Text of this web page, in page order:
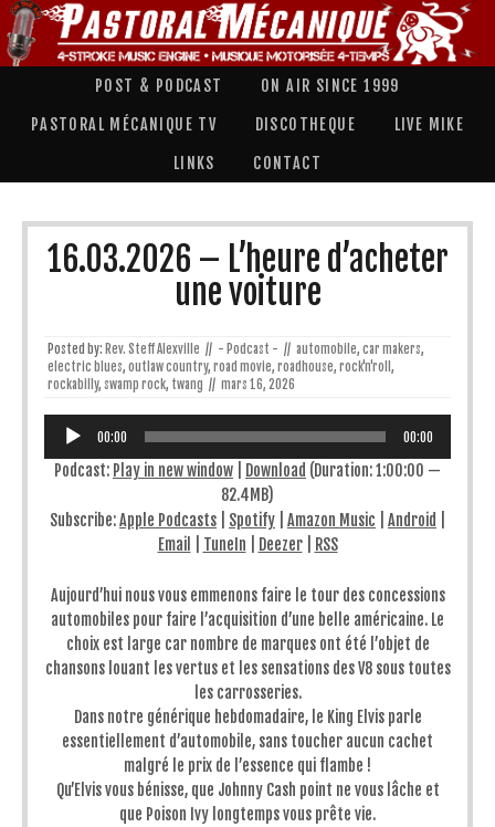
POST & PODCAST ON AIR SINCE 1999
PASTORAL MÉCANIQUE TV DISCOTHEQUE LIVE MIKE
LINKS CONTACT
16.03.2026 – L’heure d’acheter
une voiture
Posted by: Rev. Steff Alexville // - Podcast - // automobile, car makers,
electric blues, outlaw country, road movie, roadhouse, rock'n'roll ,
rockabilly, swamp rock, twang // mars 16, 2026
Lecteur
audio
00:00 00:00
Podcast: Play in new window Download (Duration: 1:00:00 —
82.4MB)
Subscribe:Apple Podcasts Spotify Amazon Music Android
Email
TuneIn Deezer| RSS
Aujourd’hui nous vous emmenons faire le tour des concessions
automobiles pour faire l’acquisition d’une belle américaine. Le
choix est large car nombre de marques ont été l’objet de
chansons louant les vertus et les sensations des V8 sous toutes
les carrosseries.
Dans notre générique hebdomadaire, le King Elvis parle
essentiellement d’automobile, sans toucher aucun cachet
malgré le prix de l’essence qui flambe !
Qu’Elvis vous bénisse, que Johnny Cash point ne vous lâche et
que Poison Ivy longtemps vous prête vie.